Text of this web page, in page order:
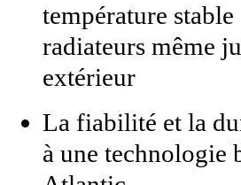
température stable
radiateurs même
extérieur
La fiabilité et la
à une technologie